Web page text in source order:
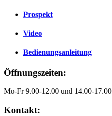
Prospekt
Video
Bedienungsanleitung
Öffnungszeiten:
Mo-Fr 9.00-12.00 und 14.00-17.00
Kontakt: